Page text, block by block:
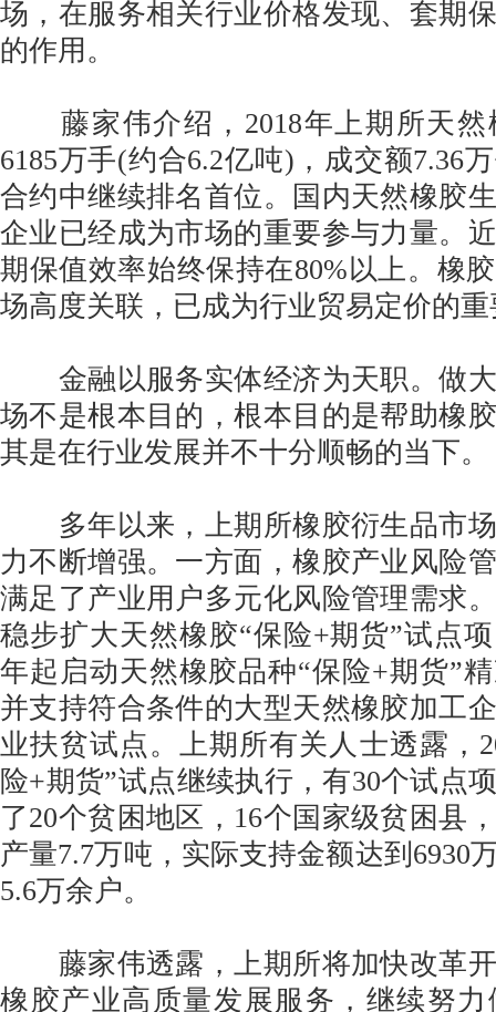
场，在服务相关行业价格发现、套期
的作用。
藤家伟介绍，2018年上期所天然
6185万手(约合6.2亿吨)，成交额7.36
合约中继续排名首位。国内天然橡胶
企业已经成为市场的重要参与力量。
期保值效率始终保持在80%以上。橡
场高度关联，已成为行业贸易定价的
金融以服务实体经济为天职。做大
场不是根本目的，根本目的是帮助橡
其是在行业发展并不十分顺畅的当下。
多年以来，上期所橡胶衍生品市场
力不断增强。一方面，橡胶产业风险
满足了产业用户多元化风险管理需求
稳步扩大天然橡胶“保险+期货”试点
年起启动天然橡胶品种“保险+期货”
并支持符合条件的大型天然橡胶加工
业扶贫试点。上期所有关人士透露，
险+期货”试点继续执行，有30个试点
了20个贫困地区，16个国家级贫困县
产量7.7万吨，实际支持金额达到6930
5.6万余户。
藤家伟透露，上期所将加快改革开
橡胶产业高质量发展服务，继续努